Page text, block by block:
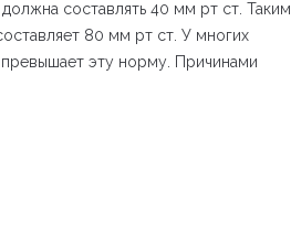
составлять 40 мм рт ст. Таким
80 мм рт ст. У многих
эту норму. Причинами